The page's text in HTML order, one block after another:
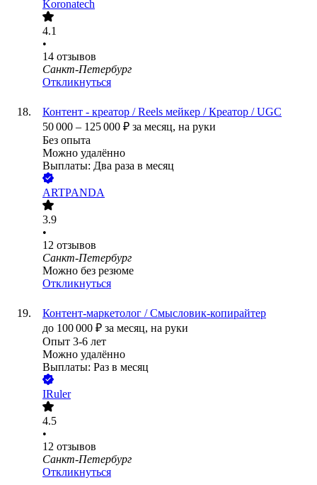
Koronatech
4.1
•
14 отзывов
Санкт-Петербург
Откликнуться
Контент - креатор / Reels мейкер / Креатор / UGC
50 000 – 125 000 ₽ за месяц, на руки
Без опыта
Можно удалённо
Выплаты: Два раза в месяц
ARTPANDA
3.9
•
12 отзывов
Санкт-Петербург
Можно без резюме
Откликнуться
Контент‑маркетолог / Смысловик‑копирайтер
до 100 000 ₽ за месяц, на руки
Опыт 3-6 лет
Можно удалённо
Выплаты: Раз в месяц
IRuler
4.5
•
12 отзывов
Санкт-Петербург
Откликнуться